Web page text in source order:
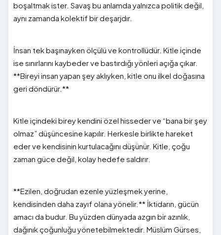
boşaltmak ister. Savaş bu anlamda yalnızca politik değil,
aynı zamanda kolektif bir deşarjdır.
İnsan tek başınayken ölçülü ve kontrollüdür. Kitle içinde
ise sınırlarını kaybeder ve bastırdığı yönleri açığa çıkar.
**Bireyi insan yapan şey aklıyken, kitle onu ilkel doğasına
geri döndürür.**
Kitle içindeki birey kendini özel hisseder ve “bana bir şey
olmaz” düşüncesine kapılır. Herkesle birlikte hareket
eder ve kendisinin kurtulacağını düşünür. Kitle, çoğu
zaman güce değil, kolay hedefe saldırır.
**Ezilen, doğrudan ezenle yüzleşmek yerine,
kendisinden daha zayıf olana yönelir.** İktidarın, gücün
amacı da budur. Bu yüzden dünyada azgın bir azınlık,
dağınık çoğunluğu yönetebilmektedir. Müslüm Gürses,